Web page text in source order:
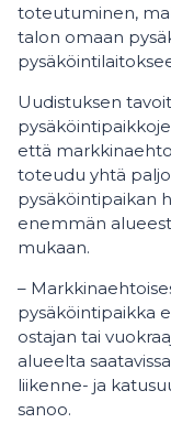
toteutuminen,
talon omaan
Uudistuksen
että
toteudu yhtä
pysäköintipaikan
enemmän
mukaan.
–
pysäköintipaikka
ostajan tai
alueelta
liikenne- ja
sanoo.